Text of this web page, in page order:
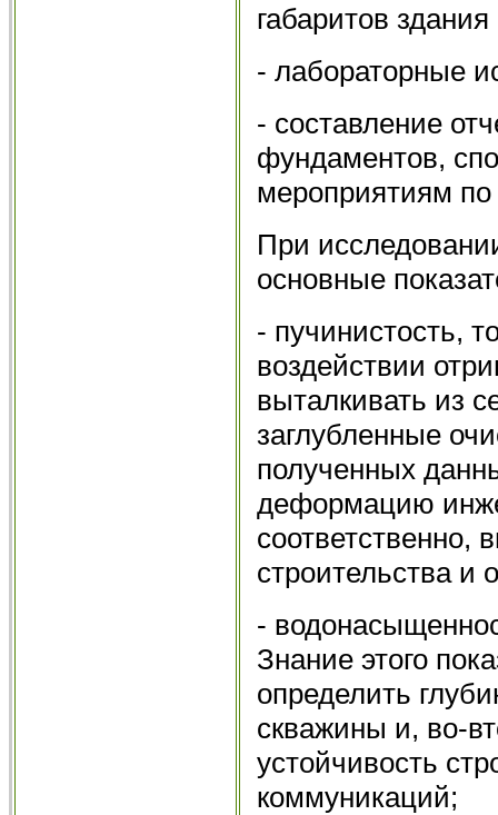
габаритов
- лабораторные
- составление
фундаментов,
мероприятиям
При
основные
- пучинистость,
воздействии
выталкивать из
заглубленные
полученных
деформацию
строительства и
-
Знание этого
определить
скважины и, во-
устойчивость
коммуникаций;